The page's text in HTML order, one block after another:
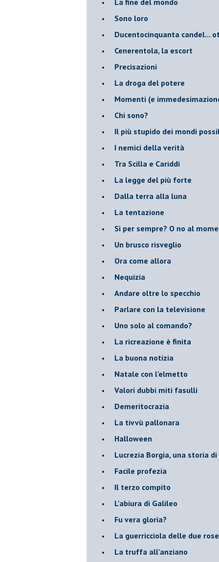
Sono loro
Ducentocinquanta candel...
Cenerentola, la escort
Precisazioni
La droga del potere
Momenti (e
Chi sono?
Il più stupido dei mondi
I nemici della verità
Tra Scilla e Cariddi
La legge del più forte
Dalla terra alla luna
La tentazione
​Sì per sempre? O no al
Un brusco risveglio
Ora come allora
Nequizia
Andare oltre lo specchio
Parlare con la televisione
Uno solo al comando?
La ricreazione è finita
La buona notizia
Natale con l'elmetto
Valori dubbi miti fasulli
Demeritocrazia
La tivvù pallonara
Halloween
​Lucrezia Borgia, una storia
Facile profezia
Il terzo compito
L'abiura di Galileo
Fu vera gloria?
La guerricciola delle due rose
La truffa all'anziano